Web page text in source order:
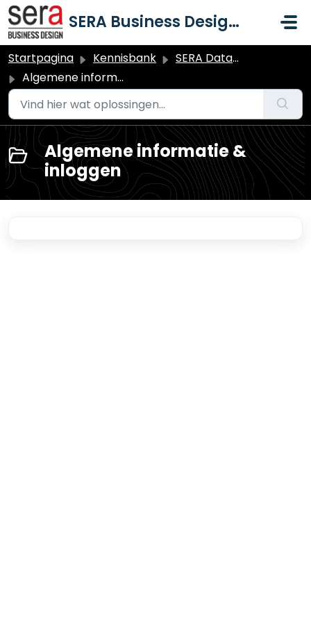
Doorgaan naar hoofdinhoud
SERA Business Design B.V.
Startpagina Kennisbank
SERA Dataduiker Backoffice
Algemene informatie & inloggen
Algemene informatie &
inloggen